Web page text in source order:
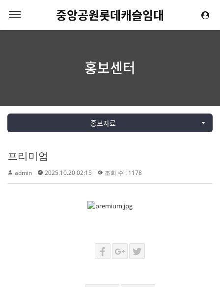
중앙공원롯데캐슬임대
홍보센터
홍보자료
프리미엄
admin 2025.10.20 02:15 조회 수 : 1178